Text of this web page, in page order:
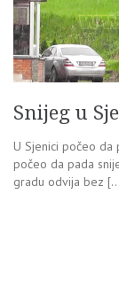
Snijeg u
U Sjenici počeo da
počeo da pada
gradu odvija bez